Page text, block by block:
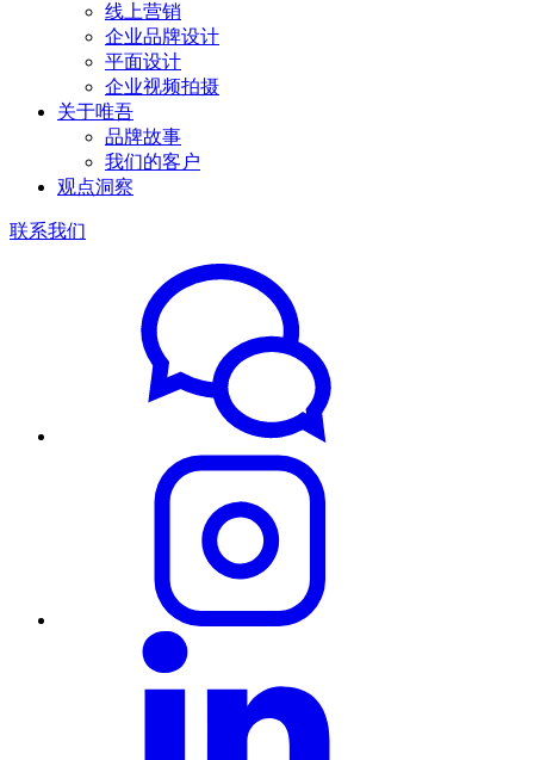
线上营销
企业品牌设计
平面设计
企业视频拍摄
关于唯吾
品牌故事
我们的客户
观点洞察
联系我们